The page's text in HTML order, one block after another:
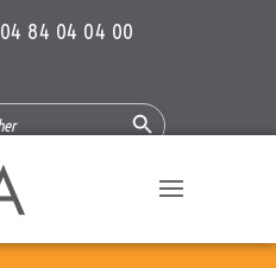
04 84 04 04 00
Search Button